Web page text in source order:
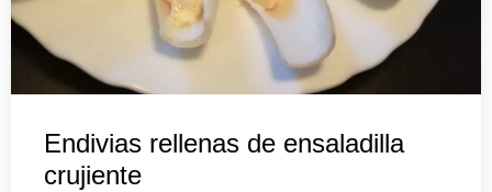
Endivias rellenas de ensaladilla
crujiente